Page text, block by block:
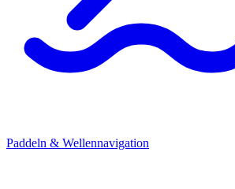
Paddeln & Wellennavigation